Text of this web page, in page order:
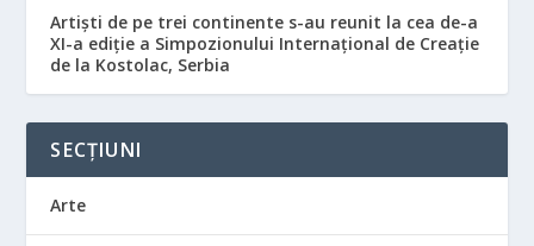
Artiști de pe trei continente s-au reunit la cea de-a
XI-a ediție a Simpozionului Internațional de Creație
de la Kostolac, Serbia
SECȚIUNI
Arte